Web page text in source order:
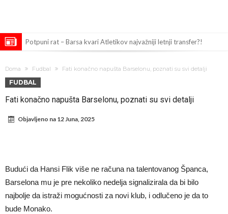
Potpuni rat – Barsa kvari Atletikov najvažniji letnji transfer?!
UEFA
Murinjo uvodi strogu disciplinu u Real Madrid. Ovo su tri nova
Mudrik se vratio na teren nakon više od 600 dana. Odmah ide na
pozajmicu?
Real Madrid je doneo odluku: Endrick prelazi u Premijer ligu!
Romero dogovorio uslove s Atletikom
Doma Fudbal Fati konačno napušta Barselonu, poznati su svi detalji
FUDBAL
Fati konačno napušta Barselonu, poznati su svi detalji
Objavljeno na 12 Juna, 2025
Budući da Hansi Flik više ne računa na talentovanog Španca,
Barselona mu je pre nekoliko nedelja signalizirala da bi bilo
najbolje da istraži mogućnosti za novi klub, i odlučeno je da to
bude Monako.